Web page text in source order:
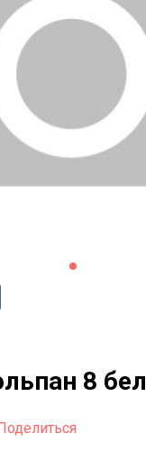
8 бел